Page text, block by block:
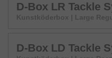
D-Box LR Tackle
Kunstköderbox | Large
D-Box LD Tackle